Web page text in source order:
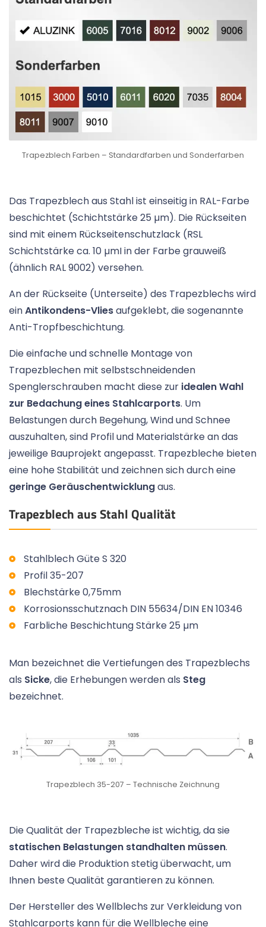
Trapezblech Farben – Standardfarben und Sonderfarben
Das Trapezblech aus Stahl ist einseitig in RAL-Farbe
beschichtet (Schichtstärke 25 µm). Die Rückseiten
sind mit einem Rückseitenschutzlack (RSL
Schichtstärke ca. 10 µmI in der Farbe grauweiß
(ähnlich RAL 9002) versehen.
An der Rückseite (Unterseite) des Trapezblechs wird
einAntikondens-Vliesaufgeklebt, die sogenannte
Anti-Tropfbeschichtung.
Die einfache und schnelle Montage von
Trapezblechen mit selbstschneidenden
Spenglerschrauben macht diese zur idealen Wahl
zur Bedachung eines Stahlcarports. Um
Belastungen durch Begehung, Wind und Schnee
auszuhalten, sind Profil und Materialstärke an das
jeweilige Bauprojekt angepasst. Trapezbleche bieten
eine hohe Stabilität und zeichnen sich durch eine
geringe Geräuschentwicklungaus.
Trapezblech aus Stahl Qualität
Stahlblech Güte S 320
Profil 35-207
Blechstärke 0,75mm
Korrosionsschutznach DIN 55634/DIN EN 10346
Farbliche Beschichtung Stärke 25 µm
Man bezeichnet die Vertiefungen des Trapezblechs
als Sicke, die Erhebungen werden als Steg
bezeichnet.
Trapezblech 35-207 – Technische Zeichnung
Die Qualität der Trapezbleche ist wichtig, da sie
statischen Belastungen standhalten müssen.
Daher wird die Produktion stetig überwacht, um
Ihnen beste Qualität garantieren zu können.
Der Hersteller des Wellblechs zur Verkleidung von
Stahlcarports kann für die Wellbleche eine